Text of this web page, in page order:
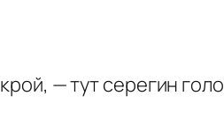
— тут серегин